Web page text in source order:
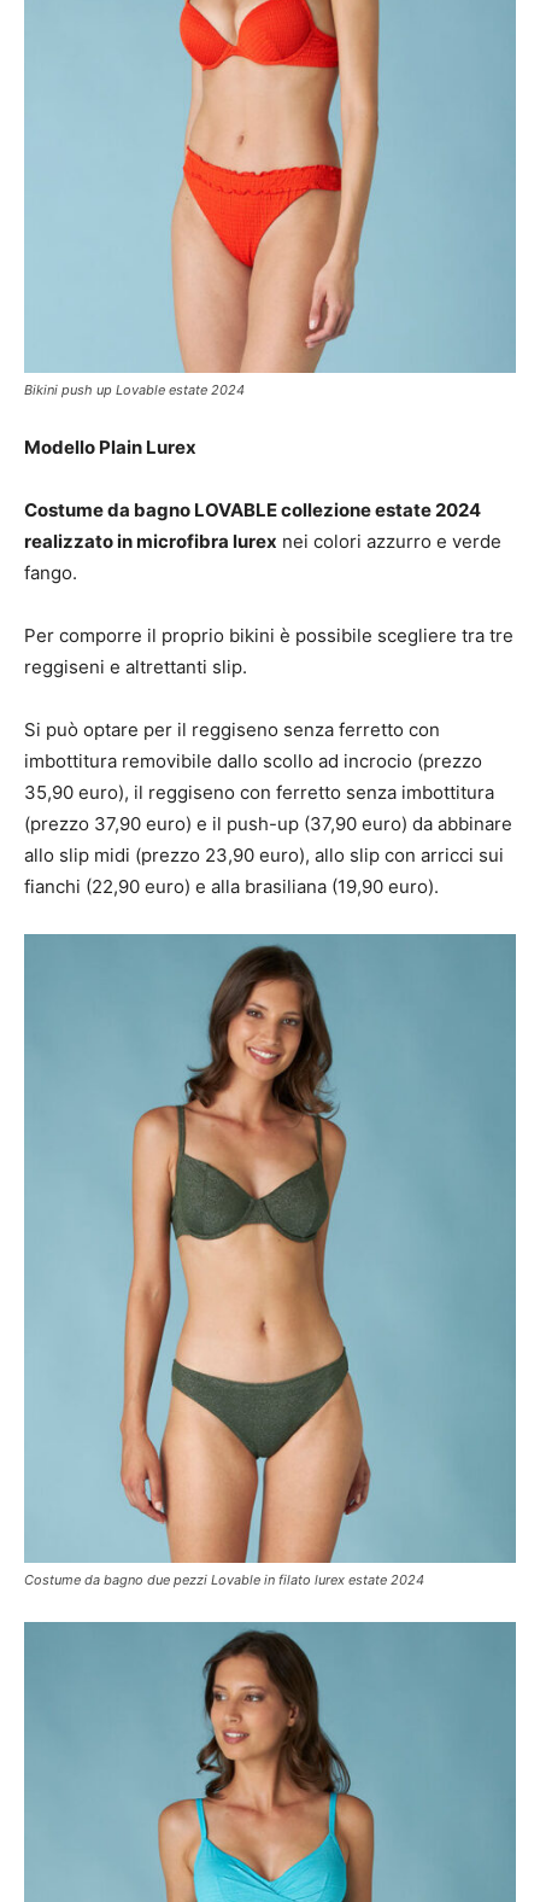
Bikini push up Lovable estate 2024
Modello Plain Lurex
Costume da bagno LOVABLE collezione estate 2024
realizzato in microfibra lurex nei colori azzurro e verde
fango.
Per comporre il proprio bikini è possibile scegliere tra tre
reggiseni e altrettanti slip.
Si può optare per il reggiseno senza ferretto con
imbottitura removibile dallo scollo ad incrocio (prezzo
35,90 euro), il reggiseno con ferretto senza imbottitura
(prezzo 37,90 euro) e il push-up (37,90 euro) da abbinare
allo slip midi (prezzo 23,90 euro), allo slip con arricci sui
fianchi (22,90 euro) e alla brasiliana (19,90 euro).
Costume da bagno due pezzi Lovable in filato lurex estate 2024